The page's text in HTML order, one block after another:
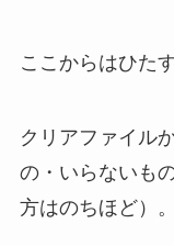
ここからはひた
クリアファイル
の・いらないも
方はのちほど）。